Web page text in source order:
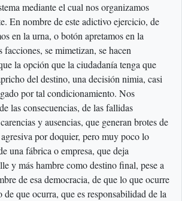
mediante el cual nos organizamos
En nombre de este adictivo ejercicio, de
en la urna, o botón apretamos en la
facciones, se mimetizan, se hacen
la opción que la ciudadanía tenga que
del destino, una decisión nimia, casi
por tal condicionamiento. Nos
las consecuencias, de las fallidas
y ausencias, que generan brotes de
por doquier, pero muy poco lo
una fábrica o empresa, que deja
y más hambre como destino final, pese a
de esa democracia, de que lo que ocurre
que ocurra, que es responsabilidad de la